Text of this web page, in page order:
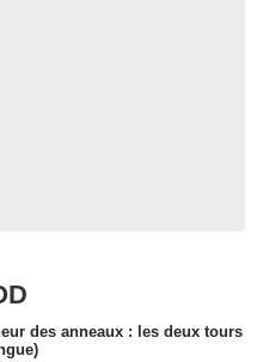
des anneaux : les deux tours